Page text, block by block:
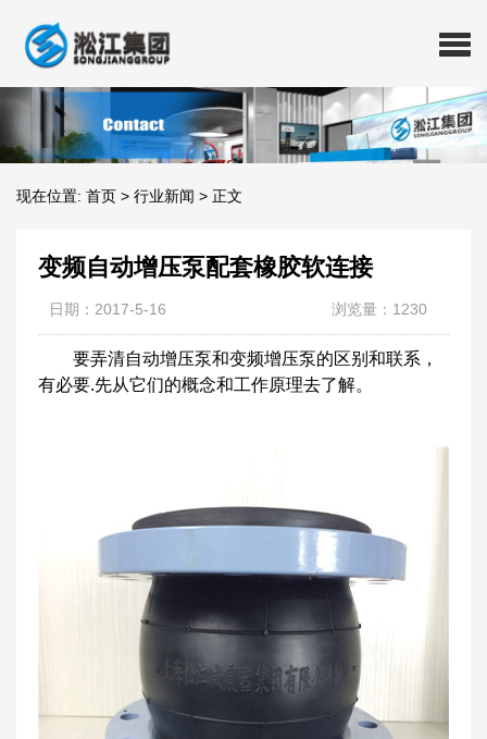
现在位置: 首页 > 行业新闻 > 正文
变频自动增压泵配套橡胶软连接
日期：2017-5-16 浏览量：1230
要弄清自动增压泵和变频增压泵的区别和联系，
有必要.先从它们的概念和工作原理去了解。